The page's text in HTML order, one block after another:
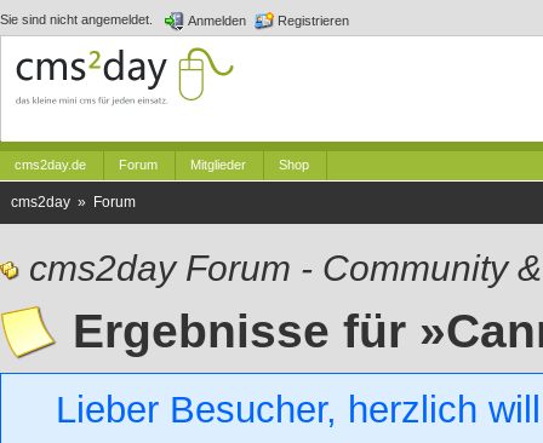
Sie sind nicht angemeldet. Anmelden Registrieren
cms2day.de Forum Mitglieder Shop
cms2day » Forum
cms2day Forum - Community
Ergebnisse für
Lieber Besucher, herzlich